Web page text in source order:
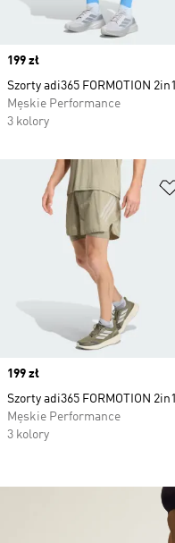
Price
199 zł
Szorty adi365 FORMOTION 2in1
Męskie Performance
3 kolory
Price
199 zł
Szorty adi365 FORMOTION 2in1
Męskie Performance
3 kolory